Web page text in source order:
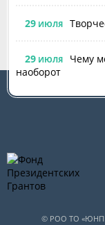
29 ИЮЛЯ
29 ИЮЛЯ
Чему
наоборот
© РОО ТО